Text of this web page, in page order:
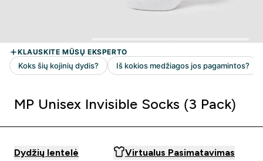
MP Unisex Invisible Socks (3 Pack)
Dydžių lentelė Virtualus Pasimatavimas